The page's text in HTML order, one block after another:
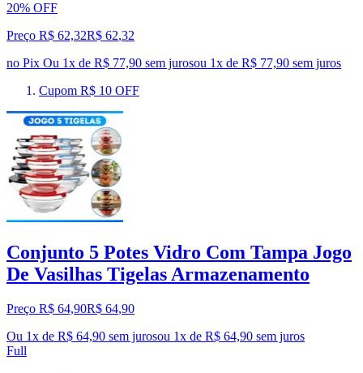
20% OFF
Preço R$ 62,32R$ 62,32
no Pix Ou 1x de R$ 77,90 sem jurosou 1x de R$ 77,90 sem juros
Cupom R$ 10 OFF
Conjunto 5 Potes Vidro Com Tampa Jogo
De Vasilhas Tigelas Armazenamento
Preço R$ 64,90R$ 64,90
Ou 1x de R$ 64,90 sem jurosou 1x de R$ 64,90 sem juros
Full